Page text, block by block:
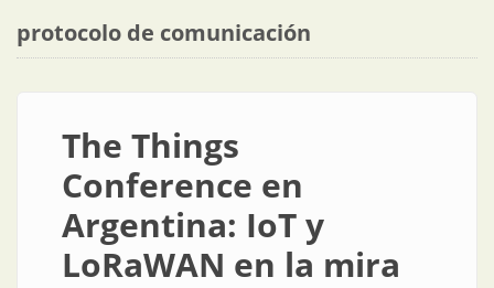
protocolo de comunicación
The Things
Conference en
Argentina: IoT y
LoRaWAN en la mira